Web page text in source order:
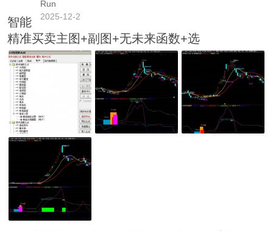
Run
2025-12-2
智能
精准买卖主图+副图+无未来函数+选